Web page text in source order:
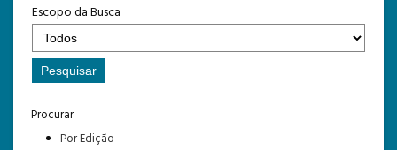
Escopo da Busca
Procurar
Por Edição